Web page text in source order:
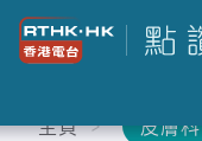
主頁
皮膚科